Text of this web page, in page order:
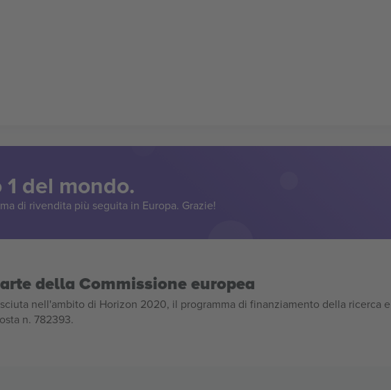
del mondo.
di rivendita più seguita in Europa. Grazie!
della Commissione europea
nell'ambito di Horizon 2020, il programma di finanziamento della ricerca e
n. 782393.